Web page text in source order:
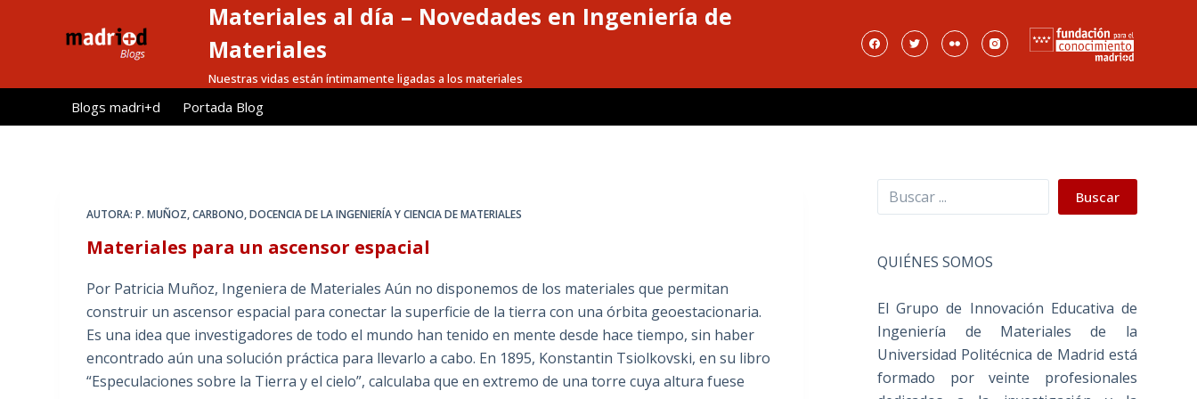
t
Materiales al día – Novedades en Ingeniería de
Materiales
Nuestras vidas están íntimamente ligadas a los materiales
Blogs madri+d Portada Blog
AUTORA: P. MUÑOZ,CARBONO,DOCENCIA DE LA INGENIERÍA Y CIENCIA DE MATERIALES
Materiales para un ascensor espacial
Por Patricia Muñoz, Ingeniera de Materiales Aún no disponemos de los materiales que permitan
construir un ascensor espacial para conectar la superficie de la tierra con una órbita geoestacionaria.
Es una idea que investigadores de todo el mundo han tenido en mente desde hace tiempo, sin haber
encontrado aún una solución práctica para llevarlo a cabo. En 1895, Konstantin Tsiolkovski, en su libro
“Especulaciones sobre la Tierra y el cielo”, calculaba que en extremo de una torre cuya altura fuese
Buscar Buscar
QUIÉNES SOMOS
El Grupo de Innovación Educativa de
Ingeniería de Materiales de la
Universidad Politécnica de Madrid está
formado por veinte profesionales